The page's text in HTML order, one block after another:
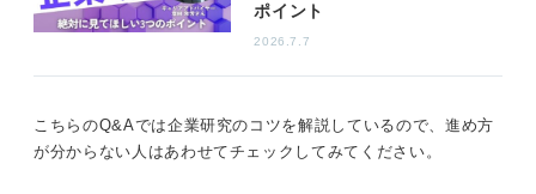
なかには「やばい」と投稿することで、あなたのように
多いので「自分が何に不安を感じるのか」を見つめ直す
ことがとても大切です。
ポイント
2026.7.7
こちらのQ&Aでは企業研究のコツを解説しているので、進め方
が分からない人はあわせてチェックしてみてください。